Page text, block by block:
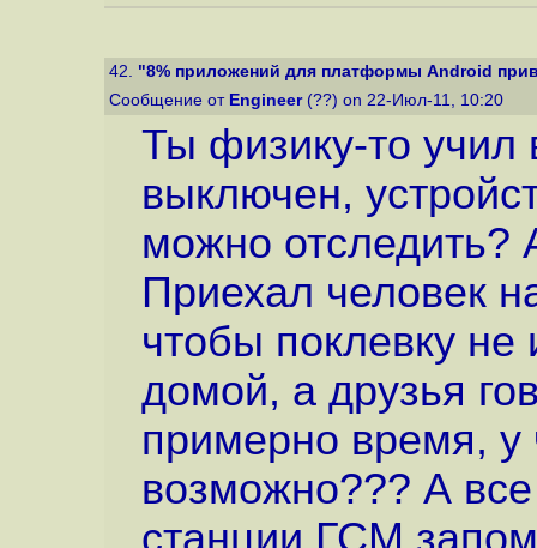
42. "8% приложений для платформы Android
Сообщение от Engineer(??) on 22-Июл-11, 10:20
Ты физику-то
выключен,
можно отследить?
Приехал человек
чтобы поклевку не
домой, а друзья
примерно время, у
возможно??? А